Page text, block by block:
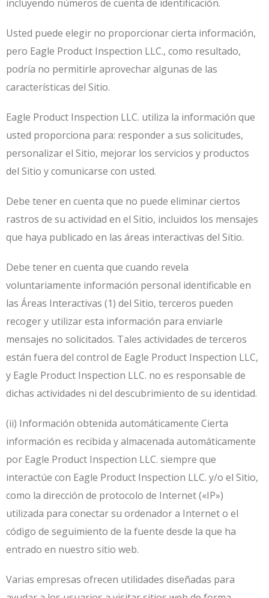
incluyendo números de cuenta de identificación.
Usted puede elegir no proporcionar cierta información,
pero Eagle Product Inspection LLC., como resultado,
podría no permitirle aprovechar algunas de las
características del Sitio.
Eagle Product Inspection LLC. utiliza la información que
usted proporciona para: responder a sus solicitudes,
personalizar el Sitio, mejorar los servicios y productos
del Sitio y comunicarse con usted.
Debe tener en cuenta que no puede eliminar ciertos
rastros de su actividad en el Sitio, incluidos los mensajes
que haya publicado en las áreas interactivas del Sitio.
Debe tener en cuenta que cuando revela
voluntariamente información personal identificable en
las Áreas Interactivas (1) del Sitio, terceros pueden
recoger y utilizar esta información para enviarle
mensajes no solicitados. Tales actividades de terceros
están fuera del control de Eagle Product Inspection LLC,
y Eagle Product Inspection LLC. no es responsable de
dichas actividades ni del descubrimiento de su identidad.
(ii) Información obtenida automáticamente Cierta
información es recibida y almacenada automáticamente
por Eagle Product Inspection LLC. siempre que
interactúe con Eagle Product Inspection LLC. y/o el Sitio,
como la dirección de protocolo de Internet («IP»)
utilizada para conectar su ordenador a Internet o el
código de seguimiento de la fuente desde la que ha
entrado en nuestro sitio web.
Varias empresas ofrecen utilidades diseñadas para